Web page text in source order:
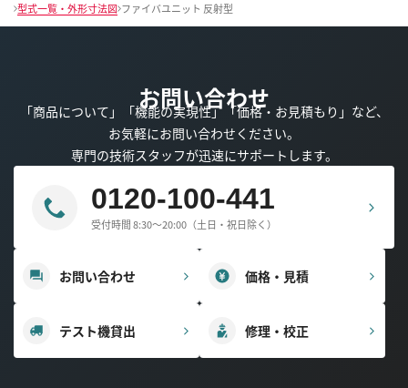
型式一覧・外形寸法図 ファイバユニット 反射型
お問い合わせ
「商品について」「機能の実現性」「価格・お見積もり」など、
お気軽にお問い合わせください。
専門の技術スタッフが迅速にサポートします。
0120-100-441
受付時間 8:30～20:00（土日・祝日除く）
お問い合わせ 価格・見積
テスト機貸出 修理・校正